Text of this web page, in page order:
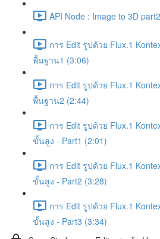
API Node : Image to 3D
การ Edit รูปด้วย Flux.1
พื้นฐาน1 (3:06)
การ Edit รูปด้วย Flux.1
พื้นฐาน2 (2:44)
การ Edit รูปด้วย Flux.1
ขั้นสูง - Part1 (2:01)
การ Edit รูปด้วย Flux.1
ขั้นสูง - Part2 (3:28)
การ Edit รูปด้วย Flux.1
ขั้นสูง - Part3 (3:34)